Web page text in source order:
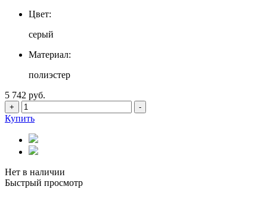
Цвет:
серый
Материал:
полиэстер
5 742 руб.
+ -
Купить
Нет в наличии
Быстрый просмотр